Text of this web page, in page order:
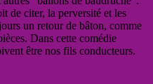
de citer, la perversité et les
un retour de bâton, comme
Dans cette comédie
être nos fils conducteurs.